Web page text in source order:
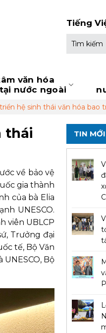
Tiếng
kiếm:
văn hóa
nước ngoài
hệ sinh thái văn hóa bao
thái
về bảo vệ
gia thành
của bà Elia
UNESCO.
viên UBLCP
Trưởng đại
tế, Bộ Văn
Bộ
TIN